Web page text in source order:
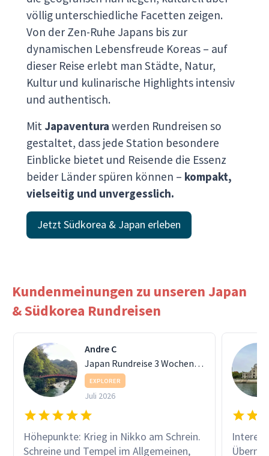
völlig unterschiedliche Facetten zeigen.
Von der Zen-Ruhe Japans bis zur
dynamischen Lebensfreude Koreas – auf
dieser Reise erlebt man Städte, Natur,
Kultur und kulinarische Highlights intensiv
und authentisch.
Mit Japaventura werden Rundreisen so
gestaltet, dass jede Station besondere
Einblicke bietet und Reisende die Essenz
beider Länder spüren können – kompakt,
vielseitig und unvergesslich.
Jetzt Südkorea & Japan erleben
Kundenmeinungen zu unseren Japan
& Südkorea Rundreisen
Andre C
Japan Rundreise 3 Wochen: Goldene Route Plus
EXPLORER
Juli 2026
Höhepunkte: Krieg in Nikko am Schrein.
Schreine und Tempel im Allgemeinen,